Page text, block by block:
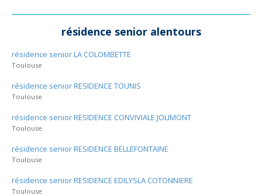
résidence senior alentours
résidence senior LA COLOMBETTE
Toulouse
résidence senior RESIDENCE TOUNIS
Toulouse
résidence senior RESIDENCE CONVIVIALE JOLIMONT
Toulouse
résidence senior RESIDENCE BELLEFONTAINE
Toulouse
résidence senior RESIDENCE EDILYSLA COTONNIERE
Toulouse